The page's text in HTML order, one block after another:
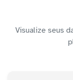
Visualize seus